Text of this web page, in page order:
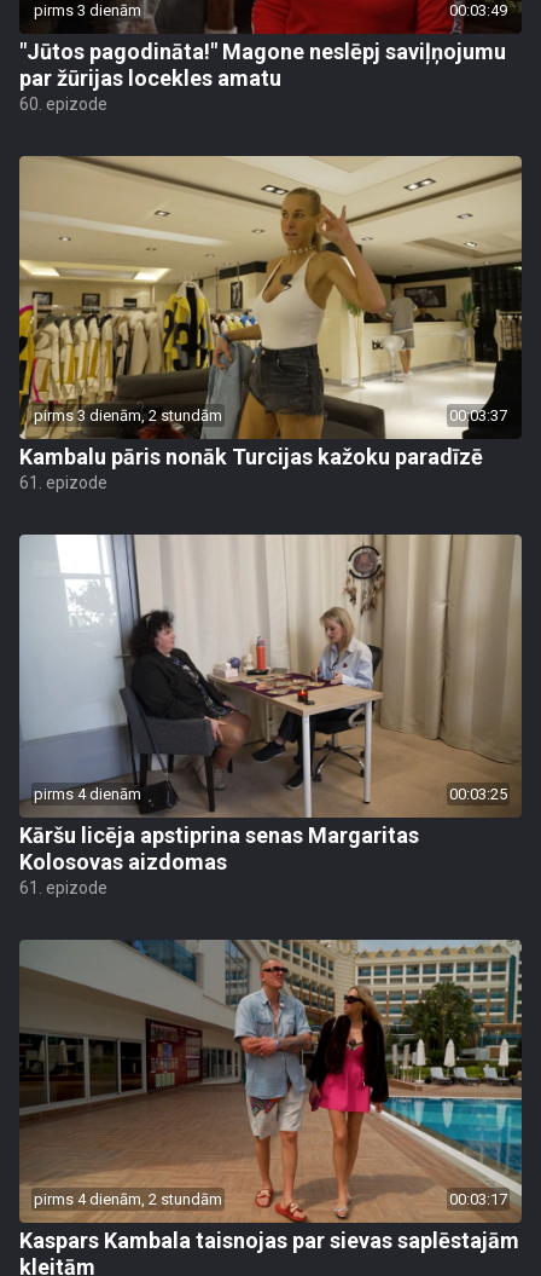
pirms 3 dienām 00:03:49
"Jūtos pagodināta!" Magone neslēpj saviļņojumu
par žūrijas locekles amatu
60. epizode
pirms 3 dienām, 2 stundām 00:03:37
Kambalu pāris nonāk Turcijas kažoku paradīzē
61. epizode
pirms 4 dienām 00:03:25
Kāršu licēja apstiprina senas Margaritas
Kolosovas aizdomas
61. epizode
pirms 4 dienām, 2 stundām 00:03:17
Kaspars Kambala taisnojas par sievas saplēstajām
kleitām